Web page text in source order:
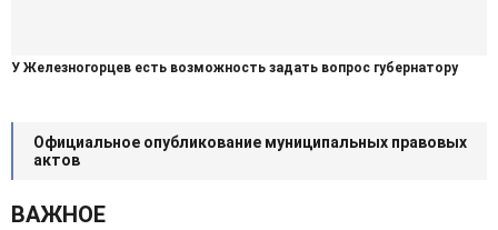
У Железногорцев есть возможность задать вопрос губернатору
Официальное опубликование муниципальных правовых
актов
ВАЖНОЕ